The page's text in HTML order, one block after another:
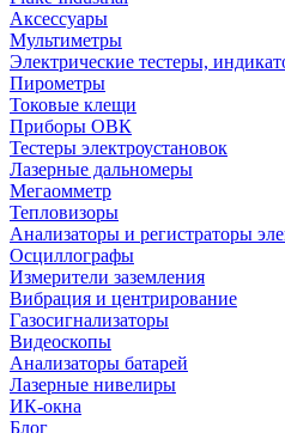
Аксессуары
Мультиметры
Электрические тестеры,
Пирометры
Токовые клещи
Приборы ОВК
Тестеры электроустановок
Лазерные дальномеры
Мегаомметр
Тепловизоры
Анализаторы и регистраторы
Осциллографы
Измерители заземления
Вибрация и центрирование
Газосигнализаторы
Видеоскопы
Анализаторы батарей
Лазерные нивелиры
ИК-окна
Блог